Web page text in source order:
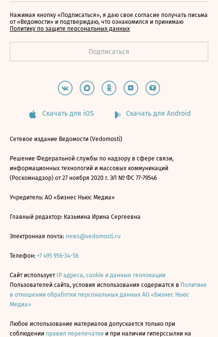
Нажимая кнопку «Подписаться», я даю свое согласие получать письма
от «Ведомости» и подтверждаю, что ознакомился и принимаю
Политику по защите персональных данных
Скачать для iOS Скачать для Android
Сетевое издание Ведомости (Vedomosti)
Решение Федеральной службы по надзору в сфере связи,
информационных технологий и массовых коммуникаций
(Роскомнадзор) от 27 ноября 2020 г. ЭЛ № ФС 77-79546
Учредитель: АО «Бизнес Ньюс Медиа»
Главный редактор: Казьмина Ирина Сергеевна
Электронная почта: news@vedomosti.ru
Телефон: +7 495 956-34-58
Сайт использует IP адреса, cookie и данные геолокации
Пользователей сайта, условия использования содержатся в Политике
в отношении обработки персональных данных АО «Бизнес Ньюс
Медиа»
Любое использование материалов допускается только при
соблюдении правил перепечатки и при наличии гиперссылки на